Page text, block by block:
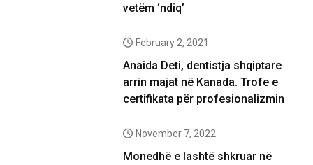
vetëm ‘ndiq’
February 2, 2021
Anaida Deti, dentistja shqiptare
arrin majat në Kanada. Trofe e
certifikata për profesionalizmin
November 7, 2022
Monedhë e lashtë shkruar në